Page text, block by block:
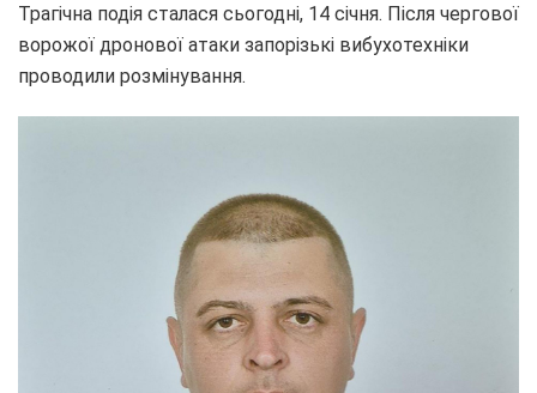
Трагічна подія сталася сьогодні, 14 січня. Після чергової
ворожої дронової атаки запорізькі вибухотехніки
проводили розмінування.